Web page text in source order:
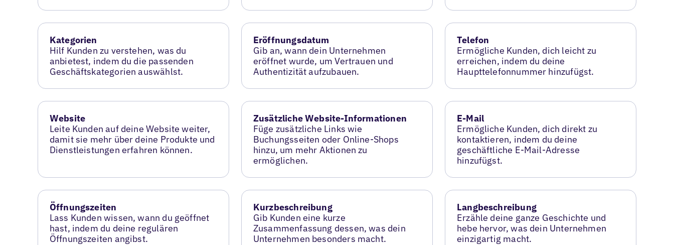
Kategorien
Hilf Kunden zu verstehen, was du
anbietest, indem du die passenden
Geschäftskategorien auswählst.
Eröffnungsdatum
Gib an, wann dein Unternehmen
eröffnet wurde, um Vertrauen und
Authentizität aufzubauen.
Telefon
Ermögliche Kunden, dich leicht zu
erreichen, indem du deine
Haupttelefonnummer hinzufügst.
Website
Leite Kunden auf deine Website weiter,
damit sie mehr über deine Produkte und
Dienstleistungen erfahren können.
Zusätzliche Website-Informationen
Füge zusätzliche Links wie
Buchungsseiten oder Online-Shops
hinzu, um mehr Aktionen zu
ermöglichen.
E-Mail
Ermögliche Kunden, dich direkt zu
kontaktieren, indem du deine
geschäftliche E-Mail-Adresse
hinzufügst.
Öffnungszeiten
Lass Kunden wissen, wann du geöffnet
hast, indem du deine regulären
Öffnungszeiten angibst.
Kurzbeschreibung
Gib Kunden eine kurze
Zusammenfassung dessen, was dein
Unternehmen besonders macht.
Langbeschreibung
Erzähle deine ganze Geschichte und
hebe hervor, was dein Unternehmen
einzigartig macht.